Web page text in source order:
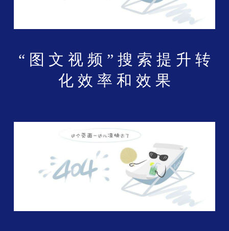
“ 图 文 视 频 ” 搜 索 提 升 转
化 效 率 和 效 果